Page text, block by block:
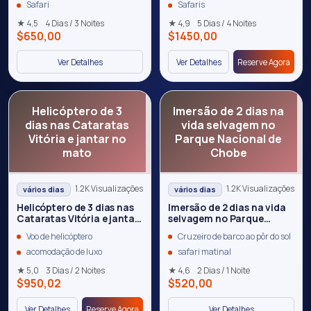
Safari
★ 4,5
4 Dias / 3 Noites
$650,00
Ver Detalhes
Safaris
★ 4,9
5 Dias / 4 Noites
$1450,00
Ver Detalhes Reserve Agora
Helicóptero de 3
dias nas Cataratas
Vitória e jantar no
mato
vários dias 1.2K Visualizações
Helicóptero de 3 dias nas
Cataratas Vitória e jantar
Voo de helicóptero
acomodação de luxo
★ 5,0
3 Dias / 2 Noites
$950,02
Imersão de 2 dias na
vida selvagem no
Parque Nacional de
Chobe
vários dias 1.2K Visualizações
Imersão de 2 dias na vida
selvagem no Parque
Cruzeiro de barco ao pôr do sol
safari matinal
★ 4,6
2 Dias / 1 Noite
$520,00